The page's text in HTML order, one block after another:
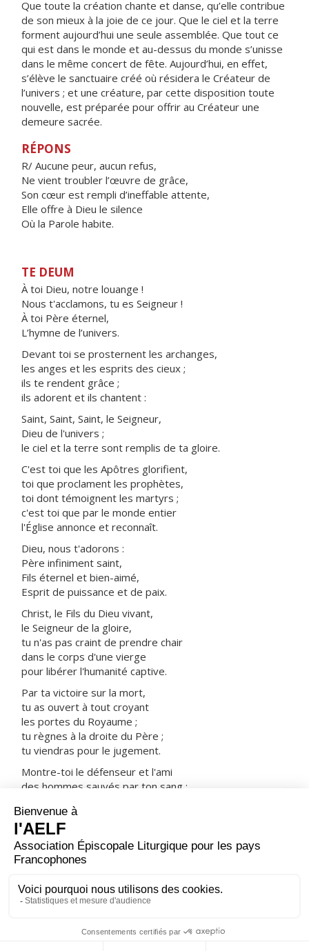
Que toute la création chante et danse, qu’elle contribue
de son mieux à la joie de ce jour. Que le ciel et la terre
forment aujourd’hui une seule assemblée. Que tout ce
qui est dans le monde et au-dessus du monde s’unisse
dans le même concert de fête. Aujourd’hui, en effet,
s’élève le sanctuaire créé où résidera le Créateur de
l’univers ; et une créature, par cette disposition toute
nouvelle, est préparée pour offrir au Créateur une
demeure sacrée.
RÉPONS
R/ Aucune peur, aucun refus,
Ne vient troubler l’œuvre de grâce,
Son cœur est rempli d’ineffable attente,
Elle offre à Dieu le silence
Où la Parole habite.
TE DEUM
À toi Dieu, notre louange !
Nous t'acclamons, tu es Seigneur !
À toi Père éternel,
L’hymne de l’univers.
Devant toi se prosternent les archanges,
les anges et les esprits des cieux ;
ils te rendent grâce ;
ils adorent et ils chantent :
Saint, Saint, Saint, le Seigneur,
Dieu de l'univers ;
le ciel et la terre sont remplis de ta gloire.
C'est toi que les Apôtres glorifient,
toi que proclament les prophètes,
toi dont témoignent les martyrs ;
c'est toi que par le monde entier
l'Église annonce et reconnaît.
Dieu, nous t'adorons :
Père infiniment saint,
Fils éternel et bien-aimé,
Esprit de puissance et de paix.
Christ, le Fils du Dieu vivant,
le Seigneur de la gloire,
tu n'as pas craint de prendre chair
dans le corps d'une vierge
pour libérer l'humanité captive.
Par ta victoire sur la mort,
tu as ouvert à tout croyant
les portes du Royaume ;
tu règnes à la droite du Père ;
tu viendras pour le jugement.
Montre-toi le défenseur et l'ami
des hommes sauvés par ton sang :
dans ta joie et dans ta lumière.
ORAISON
Ouvre à tes serviteurs, Dieu très bon, tes richesses de
nous le commencement du salut, que la fête de sa
nativité nous apporte un surcroît de paix.